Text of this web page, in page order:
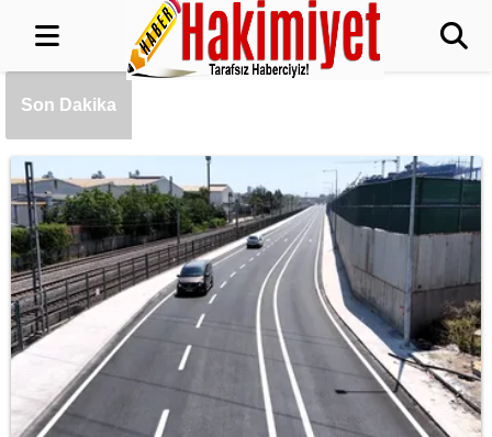
Son Dakika
Başkan Vekili Şahin Biba: Bursa'nın
geleceğini bütüncül anlayışla planlıyoruz
Bursa’da TEKNOSAB KOBİ OSB tanıtıldı...
Bursa’nın kalkınma yolculuğunda yeni
dönem
MGK'dan 8 maddelik bildiri... Terörsüz
Türkiye, bölgesel güvenlik ve Gazze
mesajı
Kocaeli Darıca’ya Büyükşehir'den modern
ulaşım yatırımı